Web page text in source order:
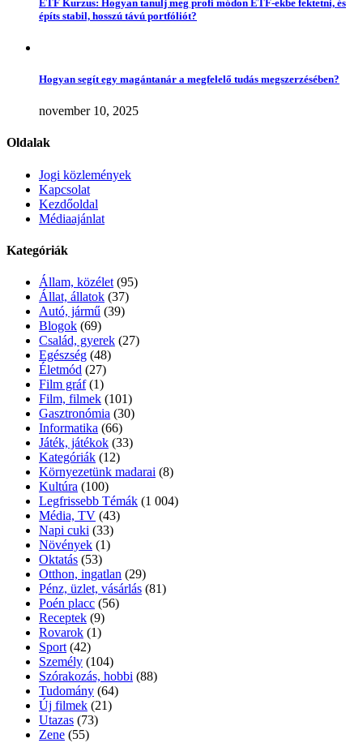
ETF Kurzus: Hogyan tanulj meg profi módon ETF-ekbe fektetni, és
építs stabil, hosszú távú portfóliót?
Hogyan segít egy magántanár a megfelelő tudás megszerzésében?
november 10, 2025
Oldalak
Jogi közlemények
Kapcsolat
Kezdőoldal
Médiaajánlat
Kategóriák
Állam, közélet (95)
Állat, állatok (37)
Autó, jármű (39)
Blogok (69)
Család, gyerek (27)
Egészség (48)
Életmód (27)
Film gráf(1)
Film, filmek (101)
Gasztronómia (30)
Informatika (66)
Játék, játékok (33)
Kategóriák (12)
Környezetünk madarai (8)
Kultúra (100)
Legfrissebb Témák (1 004)
Média, TV (43)
Napi cuki (33)
Növények (1)
Oktatás (53)
Otthon, ingatlan (29)
Pénz, üzlet, vásárlás (81)
Poén placc (56)
Receptek (9)
Rovarok (1)
Sport (42)
Személy (104)
Szórakozás, hobbi (88)
Tudomány (64)
Új filmek (21)
Utazas (73)
Zene (55)